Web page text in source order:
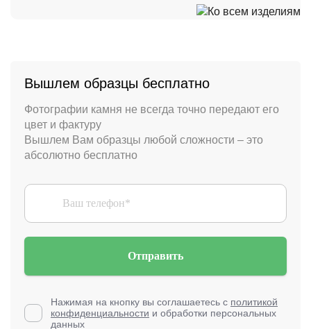
Вышлем образцы бесплатно
Фотографии камня не всегда точно передают его
цвет и фактуру
Вышлем Вам образцы любой сложности – это
абсолютно бесплатно
Отправить
Нажимая на кнопку вы соглашаетесь с политикой
конфиденциальности и обработки персональных
данных